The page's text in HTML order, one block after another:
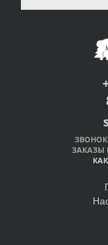
ЗВОНОК
ЗАКАЗЫ